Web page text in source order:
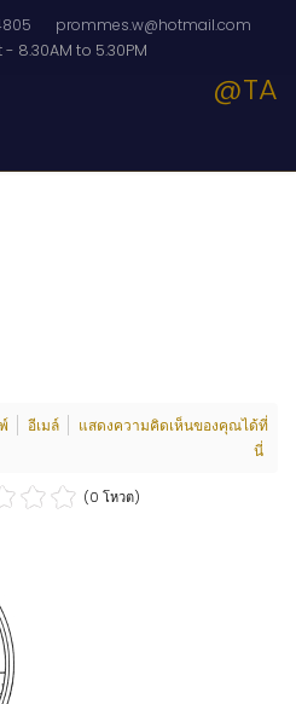
prommes.w@hotmail.com
8.30AM to 5.30PM
@TA
อีเมล์
แสดงความคิดเห็นของคุณได้ที่
นี่
(0 โหวต)